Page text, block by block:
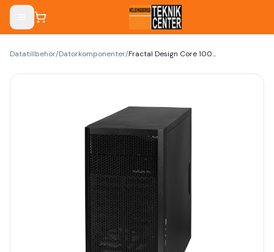
Datatillbehör/Datorkomponenter/ Fractal Design Core 1000 Tower Mini ATX svart